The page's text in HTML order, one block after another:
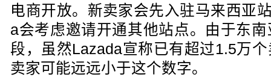
电商开放。新卖家会先入驻马来西亚
a会考虑邀请开通其他站点。由于东
段，虽然Lazada宣称已有超过1.5万
卖家可能远远小于这个数字。